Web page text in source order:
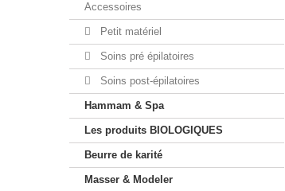
Accessoires
Petit matériel
Soins pré épilatoires
Soins post-épilatoires
Hammam & Spa
Les produits BIOLOGIQUES
Beurre de karité
Masser & Modeler